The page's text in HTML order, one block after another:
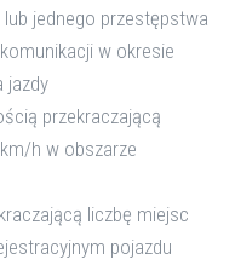
jednego przestępstwa
w okresie
jazdy
przekraczającą
h w obszarze
liczbę miejsc
pojazdu